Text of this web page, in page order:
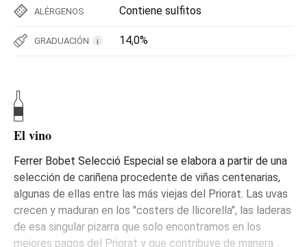
ALÉRGENOS Contiene sulfitos
GRADUACIÓN i 14,0%
El vino
Ferrer Bobet Selecció Especial se elabora a partir de una
selección de cariñena procedente de viñas centenarias,
algunas de ellas entre las más viejas del Priorat. Las uvas
crecen y maduran en los "costers de llicorella", las laderas
de esa singular pizarra que solo encontramos en los
mejores pagos del Priorat y que contribuye de manera